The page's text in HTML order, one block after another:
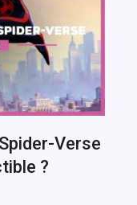
Verse
?